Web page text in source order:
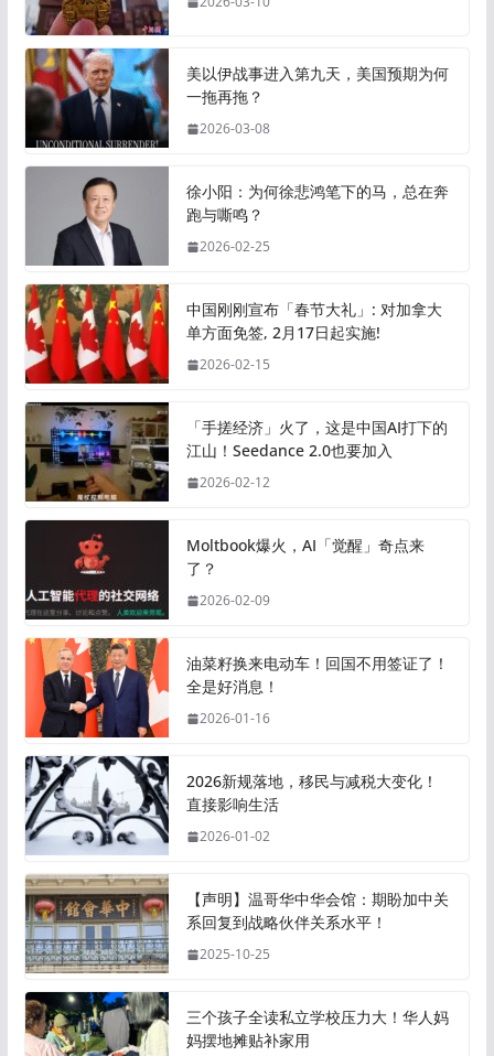
美以伊战事进入第九天，美国预期为何
一拖再拖？
2026-03-08
徐小阳：为何徐悲鸿笔下的马，总在奔
跑与嘶鸣？
2026-02-25
中国刚刚宣布「春节大礼」: 对加拿大
单方面免签, 2月17日起实施!
2026-02-15
「手搓经济」火了，这是中国AI打下的
江山！Seedance 2.0也要加入
2026-02-12
Moltbook爆火，AI「觉醒」奇点来
了？
2026-02-09
油菜籽换来电动车！回国不用签证了！
全是好消息！
2026-01-16
2026新规落地，移民与减税大变化！
直接影响生活
2026-01-02
【声明】温哥华中华会馆：期盼加中关
系回复到战略伙伴关系水平！
2025-10-25
三个孩子全读私立学校压力大！华人妈
妈摆地摊贴补家用